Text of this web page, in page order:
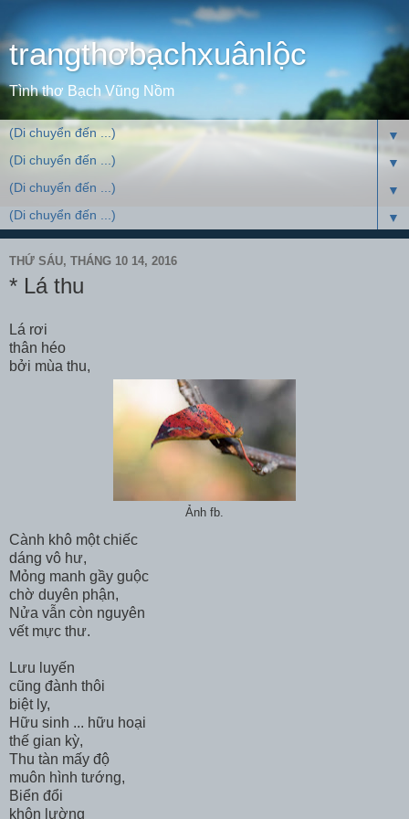
trangthơbạchxuânlộc
Tình thơ Bạch Vũng Nồm
▼
▼
▼
▼
THỨ SÁU, THÁNG 10 14, 2016
* Lá thu
Lá rơi
thân héo
bởi mùa thu,
Ảnh fb.
Cành khô một chiếc
dáng vô hư,
Mỏng manh gầy guộc
chờ duyên phận,
Nửa vẫn còn nguyên
vết mực thư.
Lưu luyến
cũng đành thôi
biệt ly,
Hữu sinh ... hữu hoại
thế gian kỳ,
Thu tàn mấy độ
muôn hình tướng,
Biển đổi
khôn lường